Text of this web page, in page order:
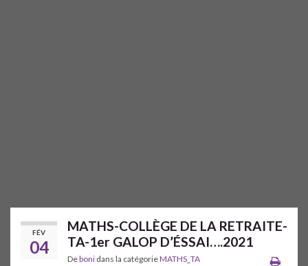
FÉV
04
MATHS-COLLÈGE DE LA RETRAITE-
TA-1er GALOP D’ÉSSAI….2021
Deboni dans la catégorieMATHS_TA